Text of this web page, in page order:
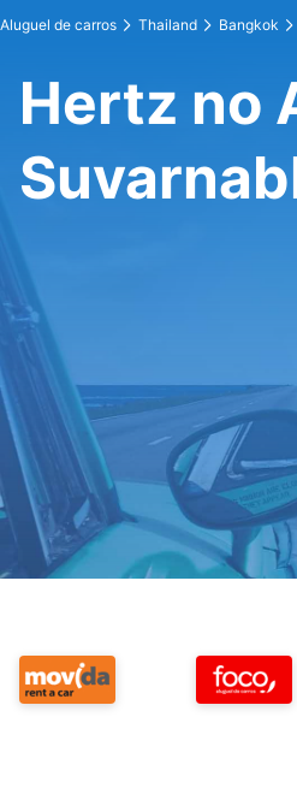
Aluguel de carros Thailand Bangkok
Hertz no